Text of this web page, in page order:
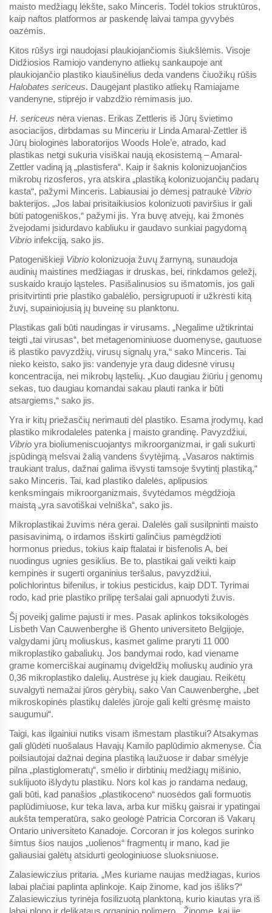
maisto medžiagų lėkšte, sako Minceris. Todėl tokios struktūros,
kaip naftos platformos ar paskendę laivai tampa gyvybės
oazėmis.
Kitos rūšys irgi naudojasi plaukiojančiomis šiukšlėmis. Visoje
Didžiosios Ramiojo vandenyno atliekų sankaupoje ant
plaukiojančio plastiko kiaušinėlius deda vandens čiuožikų rūšis
Halobates sericeus. Daugėjant plastiko atliekų Ramiajame
vandenyne, stiprėjo ir vabzdžio rėmimasis juo.
H. sericeus nėra vienas. Erikas Zettleris iš Jūrų švietimo
asociacijos, dirbdamas su Minceriu ir Linda Amaral-Zettler iš
Jūrų biologinės laboratorijos Woods Hole’e, atrado, kad
plastikas netgi sukuria visiškai naują ekosistemą – Amaral-
Zettler vadiną ją „plastisfera“. Kaip ir šaknis kolonizuojančios
mikrobų rizosferos, yra atskira „plastiką kolonizuojančių padarų
kasta“, pažymi Minceris. Labiausiai jo dėmesį patraukė Vibrio
bakterijos. „Jos labai prisitaikiusios kolonizuoti paviršius ir gali
būti patogeniškos,“ pažymi jis. Yra buvę atvejų, kai žmonės
žvejodami įsidurdavo kabliuku ir gaudavo sunkiai pagydomą
Vibrio infekciją, sako jis.
Patogeniškieji Vibrio kolonizuoja žuvų žarnyną, sunaudoja
audinių maistines medžiagas ir druskas, bei, rinkdamos geležį,
suskaido kraujo ląsteles. Pasišalinusios su išmatomis, jos gali
prisitvirtinti prie plastiko gabalėlio, persigrupuoti ir užkrėsti kitą
žuvį, supainiojusią jų buveinę su planktonu.
Plastikas gali būti naudingas ir virusams. „Negalime užtikrintai
teigti „tai virusas“, bet metagenominiuose duomenyse, gautuose
iš plastiko pavyzdžių, virusų signalų yra,“ sako Minceris. Tai
nieko keisto, sako jis: vandenyje yra daug didesnė virusų
koncentracija, nei mikrobų ląstelių. „Kuo daugiau žiūriu į genomų
sekas, tuo daugiau komandai sakau plauti ranka ir būti
atsargiems,“ sako jis.
Yra ir kitų priežasčių nerimauti dėl plastiko. Esama įrodymų, kad
plastiko mikrodalelės patenka į maisto grandinę. Pavyzdžiui,
Vibrio yra bioliumeniscuojantys mikroorganizmai, ir gali sukurti
įspūdingą melsvai žalią vandens švytėjimą. „Vasaros naktimis
traukiant tralus, dažnai galima išvysti tamsoje švytintį plastiką,“
sako Minceris. Tai, kad plastiko dalelės, aplipusios
kenksmingais mikroorganizmais, švytėdamos mėgdžioja
maistą „yra savotiškai velniška“, sako jis.
Mikroplastikai žuvims nėra gerai. Dalelės gali susilpninti maisto
pasisavinimą, o irdamos išskirti galinčius pamėgdžioti
hormonus priedus, tokius kaip ftalatai ir bisfenolis A, bei
nuodingus ugnies gesiklius. Be to, plastikai gali veikti kaip
kempinės ir sugerti organinius teršalus, pavyzdžiui,
polichlorintus bifenilus, ir tokius pesticidus, kaip DDT. Tyrimai
rodo, kad prie plastiko prilipę teršalai gali apnuodyti žuvis.
Šį poveikį galime pajusti ir mes. Pasak aplinkos toksikologės
Lisbeth Van Cauwenberghe iš Ghento universiteto Belgijoje,
valgydami jūrų moliuskus, kasmet galime praryti 11 000
mikroplastiko gabaliukų. Jos bandymai rodo, kad viename
grame komerciškai auginamų dvigeldžių moliuskų audinio yra
0,36 mikroplastiko dalelių. Austrėse jų kiek daugiau. Reikėtų
suvalgyti nemažai jūros gėrybių, sako Van Cauwenberghe, „bet
mikroskopinės plastikų dalelės jūroje gali kelti grėsmę maisto
saugumui“.
Taigi, kas ilgainiui nutiks visam išmestam plastikui? Atsakymas
gali glūdėti nuošalaus Havajų Kamilo paplūdimio akmenyse. Čia
poilsiautojai dažnai degina plastiką laužuose ir dabar smėlyje
pilna „plastiglomeratų“, smėlio ir dirbtinių medžiagų mišinio,
suklijuoto išlydytu plastiku. Nors kol kas jo randama nedaug,
gali būti, kad panašios „plastikoceno“ nuosėdos gali formuotis
paplūdimiuose, kur teka lava, arba kur miškų gaisrai ir ypatingai
aukšta temperatūra, sako geologė Patricia Corcoran iš Vakarų
Ontario universiteto Kanadoje. Corcoran ir jos kolegos surinko
šimtus šios naujos „uolienos“ fragmentų ir mano, kad jie
galiausiai galėtų atsidurti geologiniuose sluoksniuose.
Zalasiewiczius pritaria. „Mes kuriame naujas medžiagas, kurios
labai plačiai paplinta aplinkoje. Kaip žinome, kad jos išliks?“
Zalasiewiczius tyrinėja fosilizuotą planktoną, kurio kiautas yra iš
labai plono ir delikataus organinio polimero. „Žinome, kai jie